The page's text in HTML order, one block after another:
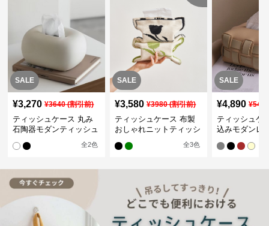
SALE
¥3,270 ¥3640(割引前)
ティッシュケース 丸み
石陶器モダンティッシュ
全2色
SALE
¥3,580 ¥3980(割引前)
ティッシュケース 布製
おしゃれニットティッシ
全3色
SALE
¥4,890 ¥
ティッシュケ
込みモダンレ